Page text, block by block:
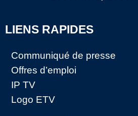
LIENS RAPIDES
Communiqué de presse
Offres d’emploi
IP TV
Logo ETV